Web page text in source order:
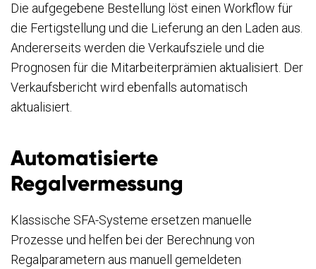
Die aufgegebene Bestellung löst einen Workflow für
die Fertigstellung und die Lieferung an den Laden aus.
Andererseits werden die Verkaufsziele und die
Prognosen für die Mitarbeiterprämien aktualisiert. Der
Verkaufsbericht wird ebenfalls automatisch
aktualisiert.
Automatisierte
Regalvermessung
Klassische SFA-Systeme ersetzen manuelle
Prozesse und helfen bei der Berechnung von
Regalparametern aus manuell gemeldeten